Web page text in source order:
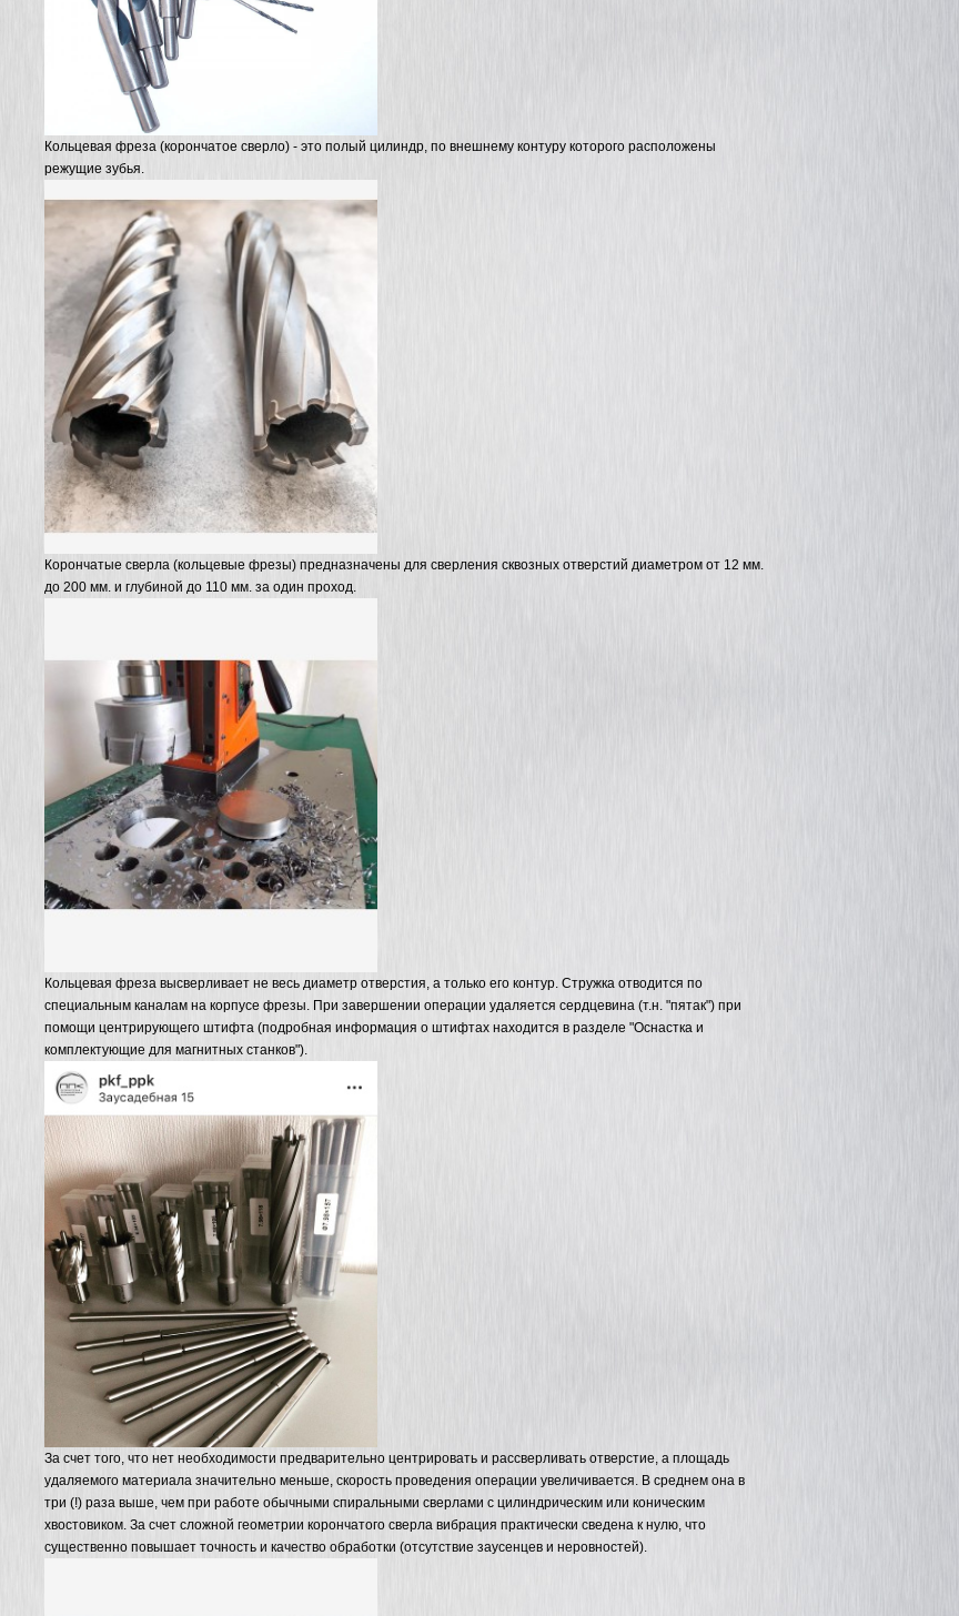
Алмазные коронки
микроударные для
подрозетников
Алмазная дрель с микроударом
BYCON DB-132
Магнитный грузозахват PML
Магнитный грузозахват PML
Кольцевая фреза (корончатое сверло) - это полый цилиндр, по внешнему контуру которого расположены
режущие зубья.
Корончатые сверла (кольцевые фрезы) предназначены для сверления сквозных отверстий диаметром от 12 мм.
до 200 мм. и глубиной до 110 мм. за один проход.
Кольцевая фреза высверливает не весь диаметр отверстия, а только его контур. Стружка отводится по
специальным каналам на корпусе фрезы. При завершении операции удаляется сердцевина (т.н. "пятак") при
помощи центрирующего штифта (подробная информация о штифтах находится в разделе "Оснастка и
комплектующие для магнитных станков").
За счет того, что нет необходимости предварительно центрировать и рассверливать отверстие, а площадь
удаляемого материала значительно меньше, скорость проведения операции увеличивается. В среднем она в
три (!) раза выше, чем при работе обычными спиральными сверлами с цилиндрическим или коническим
хвостовиком. За счет сложной геометрии корончатого сверла вибрация практически сведена к нулю, что
существенно повышает точность и качество обработки (отсутствие заусенцев и неровностей).